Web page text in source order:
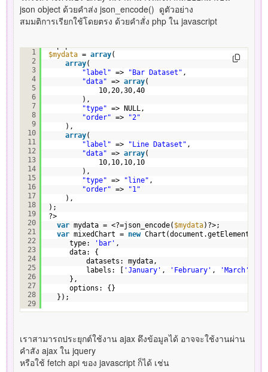
json object ด้วยคำส่ง json_encode() ดูตัวอย่าง
สมมติการเรียกใช้โดยตรง ด้วยคำสั่ง php ใน javascript
1
2
3
4
5
6
7
8
9
10
11
12
13
14
15
16
17
18
19
20
21
22
23
24
25
26
27
28
29
<?php
$mydata = array(
array(
"label" => "Bar Dataset" ,
"data" => array(
10,20,30,40
),
"type" => NULL,
"order" =>
"2"
),
array(
"label" => "Line Dataset" ,
"data" => array(
10,10,10,10
),
"type" => "line" ,
"order" =>
"1"
),
);
?>
var mydata = <?=json_encode( $mydata)?>;
var mixedChart = new
type:
'bar' ,
data: {
datasets: mydata,
labels: [
'January' , 'February' , 'March'
},
options: {}
});
เราสามารถประยุกต์ใช้งาน ajax ดึงข้อมูลได้ อาจจะใช้งานผ่าน
คำสัง ajax ใน jquery
หรือใช้ fetch api ของ javascript ก็ได้ เช่น